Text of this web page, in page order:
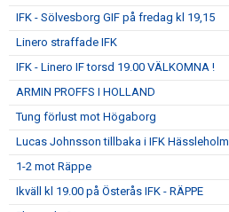
IFK - Sölvesborg GIF på fredag kl 19,15
Linero straffade IFK
IFK - Linero IF torsd 19.00 VÄLKOMNA !
ARMIN PROFFS I HOLLAND
Tung förlust mot Högaborg
Lucas Johnsson tillbaka i IFK Hässleholm
1-2 mot Räppe
Ikväll kl 19.00 på Österås IFK - RÄPPE